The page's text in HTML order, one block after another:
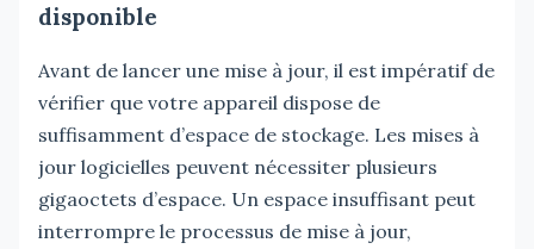
disponible
Avant de lancer une mise à jour, il est impératif de
vérifier que votre appareil dispose de
suffisamment d’espace de stockage. Les mises à
jour logicielles peuvent nécessiter plusieurs
gigaoctets d’espace. Un espace insuffisant peut
interrompre le processus de mise à jour,